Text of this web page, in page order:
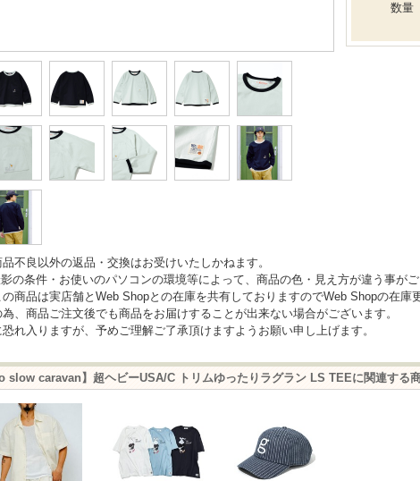
数量
不良以外の返品・交換はお受けいたしかねます。
の条件・お使いのパソコンの環境等によって、商品の色・見え方が違う事がご
商品は実店舗とWeb Shopとの在庫を共有しておりますのでWeb Shopの在庫
為、商品ご注文後でも商品をお届けすることが出来ない場合がございます。
れ入りますが、予めご理解ご了承頂けますようお願い申し上げます。
slow caravan】超ヘビーUSA/C トリムゆったりラグラン LS TEEに関連する